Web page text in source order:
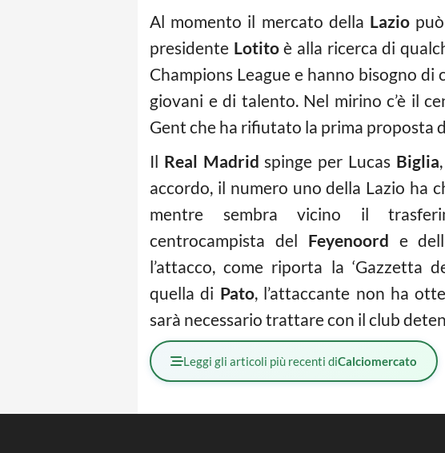
Al momento il mercato della Laziopuò
presidente Lotitoè alla ricerca di
Champions League e hanno bisogno
giovani e di talento. Nel mirino c’è il
Gent che ha rifiutato la prima proposta
Il Real Madrid spinge per Lucas Biglia
accordo, il numero uno della Lazio ha
mentre sembra vicino il
centrocampista del Feyenoord e
l’attacco, come riporta la ‘Gazzetta
quella di Pato, l’attaccante non ha
sarà necessario trattare con il club
Leggi gli articoli più recenti diCalciomercato